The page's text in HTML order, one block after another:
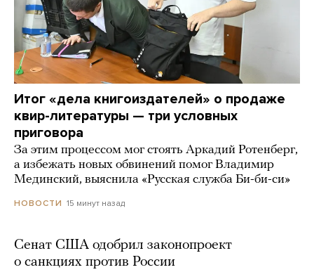
Итог «дела книгоиздателей» о продаже
квир-литературы — три условных
приговора
За этим процессом мог стоять Аркадий Ротенберг,
а избежать новых обвинений помог Владимир
Мединский, выяснила «Русская служба Би-би-си»
НОВОСТИ 15 минут назад
Сенат США одобрил законопроект
о санкциях против России